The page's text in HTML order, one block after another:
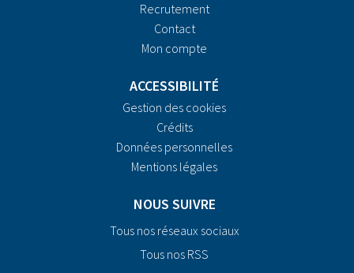
Recrutement
Contact
Mon compte
ACCESSIBILITÉ
Gestion des cookies
Crédits
Données personnelles
Mentions légales
NOUS SUIVRE
Tous nos réseaux sociaux
Tous nos RSS